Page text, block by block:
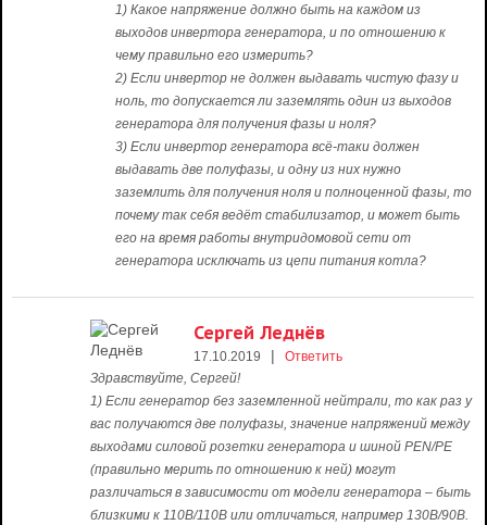
1) Какое напряжение должно быть на каждом из
выходов инвертора генератора, и по отношению к
чему правильно его измерить?
2) Если инвертор не должен выдавать чистую фазу и
ноль, то допускается ли заземлять один из выходов
генератора для получения фазы и ноля?
3) Если инвертор генератора всё-таки должен
выдавать две полуфазы, и одну из них нужно
заземлить для получения ноля и полноценной фазы, то
почему так себя ведёт стабилизатор, и может быть
его на время работы внутридомовой сети от
генератора исключать из цепи питания котла?
Сергей Леднёв
17.10.2019 |
Ответить
Здравствуйте, Сергей!
1) Если генератор без заземленной нейтрали, то как раз у
вас получаются две полуфазы, значение напряжений между
выходами силовой розетки генератора и шиной PEN/PE
(правильно мерить по отношению к ней) могут
различаться в зависимости от модели генератора – быть
близкими к 110В/110В или отличаться, например 130В/90В.